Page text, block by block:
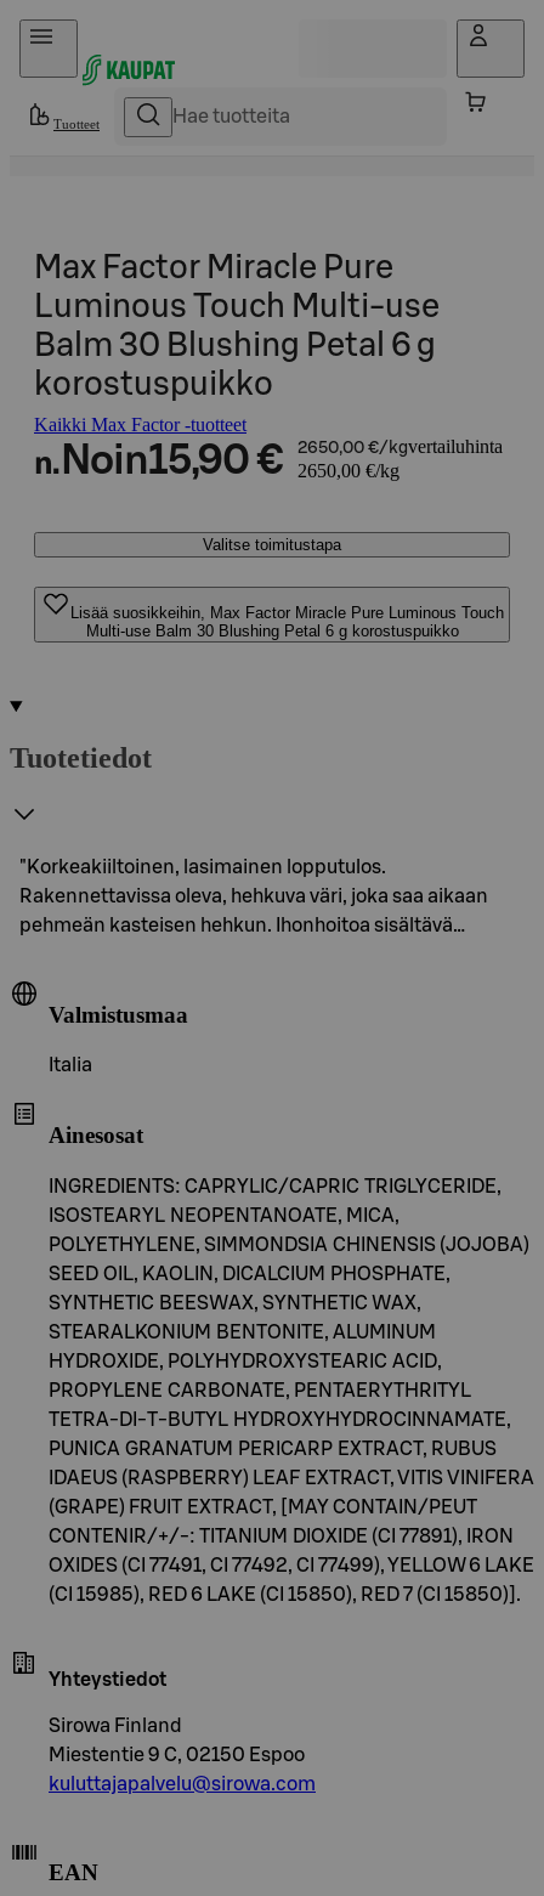
Hyppää sisältöön
Tuotteet
Max Factor Miracle Pure
Luminous Touch Multi-use
Balm 30 Blushing Petal 6 g
korostuspuikko
Kaikki Max Factor -tuotteet
n. Noin15,90 € 2650,00 €/kgvertailuhinta
2650,00 €/kg
Valitse toimitustapa
Lisää suosikkeihin, Max Factor Miracle Pure Luminous Touch
Multi-use Balm 30 Blushing Petal 6 g korostuspuikko
Tuotetiedot
"Korkeakiiltoinen, lasimainen lopputulos.
Rakennettavissa oleva, hehkuva väri, joka saa aikaan
pehmeän kasteisen hehkun. Ihonhoitoa sisältävä…
Valmistusmaa
Italia
Ainesosat
INGREDIENTS: CAPRYLIC/CAPRIC TRIGLYCERIDE,
ISOSTEARYL NEOPENTANOATE, MICA,
POLYETHYLENE, SIMMONDSIA CHINENSIS (JOJOBA)
SEED OIL, KAOLIN, DICALCIUM PHOSPHATE,
SYNTHETIC BEESWAX, SYNTHETIC WAX,
STEARALKONIUM BENTONITE, ALUMINUM
HYDROXIDE, POLYHYDROXYSTEARIC ACID,
PROPYLENE CARBONATE, PENTAERYTHRITYL
TETRA-DI-T-BUTYL HYDROXYHYDROCINNAMATE,
PUNICA GRANATUM PERICARP EXTRACT, RUBUS
IDAEUS (RASPBERRY) LEAF EXTRACT, VITIS VINIFERA
(GRAPE) FRUIT EXTRACT, [MAY CONTAIN/PEUT
CONTENIR/+/-: TITANIUM DIOXIDE (CI 77891), IRON
OXIDES (CI 77491, CI 77492, CI 77499), YELLOW 6 LAKE
(CI 15985), RED 6 LAKE (CI 15850), RED 7 (CI 15850)].
Yhteystiedot
Sirowa Finland
Miestentie 9 C, 02150 Espoo
kuluttajapalvelu@sirowa.com
EAN